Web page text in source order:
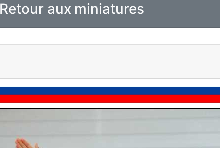
Retour aux miniatures